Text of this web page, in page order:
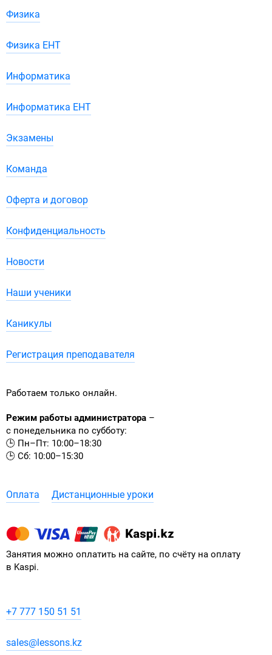
Физика
Физика ЕНТ
Информатика
Информатика ЕНТ
Экзамены
Команда
Оферта и договор
Конфиденциальность
Новости
Наши ученики
Каникулы
Регистрация преподавателя
Работаем только онлайн.
Режим работы администратора –
с понедельника по субботу:
🕒 Пн–Пт: 10:00–18:30
🕒 Сб: 10:00–15:30
Оплата Дистанционные уроки
Занятия можно оплатить на сайте, по счёту на оплату
в Kaspi.
+7 777 150 51 51
sales@lessons.kz